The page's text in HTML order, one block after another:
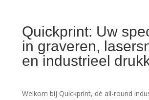
Quickprint: Uw
in graveren,
en industrieel
Welkom bij Quickprint, dé all-round